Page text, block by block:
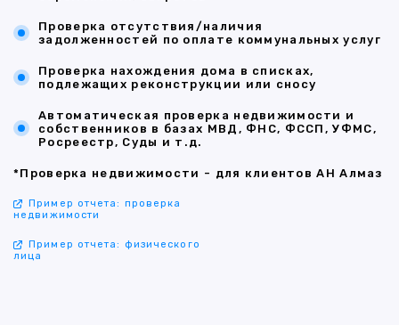
Проверка отсутствия/наличия
задолженностей по оплате коммунальных услуг
Проверка нахождения дома в списках,
подлежащих реконструкции или сносу
Автоматическая проверка недвижимости и
собственников в базах МВД, ФНС, ФССП, УФМС,
Росреестр, Суды и т.д.
*Проверка недвижимости - для клиентов АН Алмаз
Пример отчета: проверка
недвижимости
Пример отчета: физического
лица